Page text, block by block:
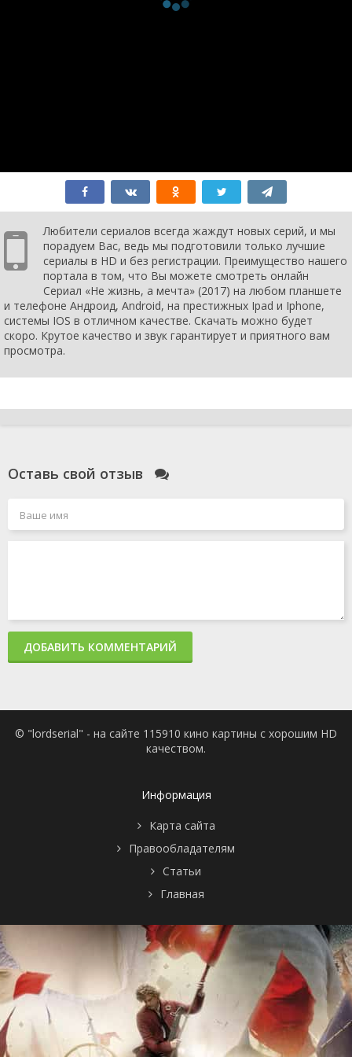
Любители сериалов всегда жаждут новых серий, и мы
порадуем Вас, ведь мы подготовили только лучшие
сериалы в HD и без регистрации. Преимущество нашего
портала в том, что Вы можете смотреть онлайн
Сериал «Не жизнь, а мечта» (2017) на любом планшете
и телефоне Андроид, Android, на престижных Ipad и Iphone,
системы IOS в отличном качестве. Скачать можно будет
скоро. Крутое качество и звук гарантирует и приятного вам
просмотра.
Оставь свой отзыв
ДОБАВИТЬ КОММЕНТАРИЙ
© "lordserial" - на сайте 115910 кино картины с хорошим HD
качеством.
Информация
Карта сайта
Правообладателям
Статьи
Главная